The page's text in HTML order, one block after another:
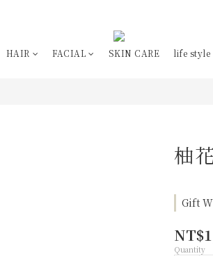
HAIR FACIAL SKIN CARE life style
柚
Gift
Quantity